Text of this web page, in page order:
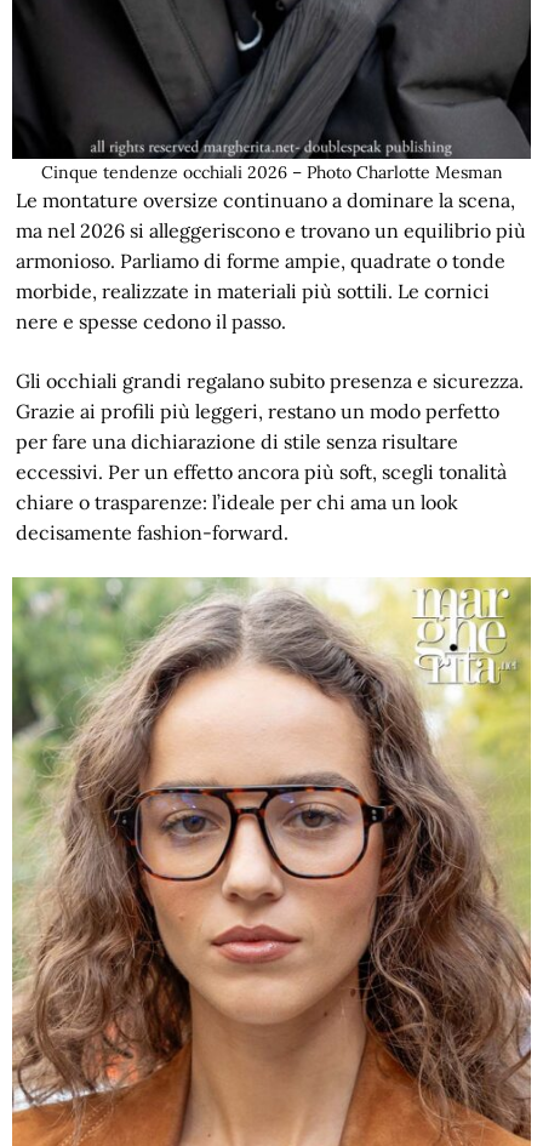
Cinque tendenze occhiali 2026 – Photo Charlotte Mesman
Le montature oversize continuano a dominare la scena,
ma nel 2026 si alleggeriscono e trovano un equilibrio più
armonioso. Parliamo di forme ampie, quadrate o tonde
morbide, realizzate in materiali più sottili. Le cornici
nere e spesse cedono il passo.
Gli occhiali grandi regalano subito presenza e sicurezza.
Grazie ai profili più leggeri, restano un modo perfetto
per fare una dichiarazione di stile senza risultare
eccessivi. Per un effetto ancora più soft, scegli tonalità
chiare o trasparenze: l’ideale per chi ama un look
decisamente fashion-forward.